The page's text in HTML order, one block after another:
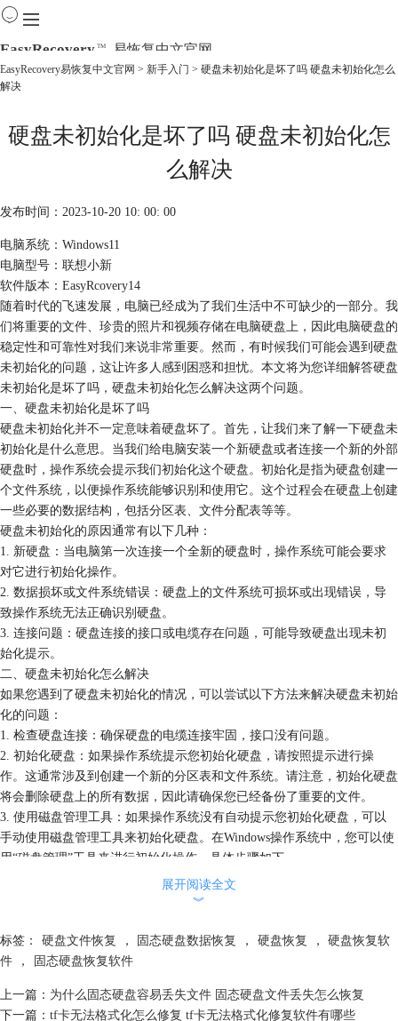
EasyRecovery TM 易恢复中文官网
下载
EasyRecovery易恢复中文官网 > 新手入门 > 硬盘未初始化是坏了吗 硬盘未初始化怎么
解决
硬盘未初始化是坏了吗 硬盘未初始化怎
么解决
发布时间：2023-10-20 10: 00: 00
电脑系统：Windows11
电脑型号：联想小新
软件版本：EasyRcovery14
随着时代的飞速发展，电脑已经成为了我们生活中不可缺少的一部分。我
们将重要的文件、珍贵的照片和视频存储在电脑硬盘上，因此电脑硬盘的
稳定性和可靠性对我们来说非常重要。然而，有时候我们可能会遇到硬盘
未初始化的问题，这让许多人感到困惑和担忧。本文将为您详细解答硬盘
未初始化是坏了吗，硬盘未初始化怎么解决这两个问题。
一、硬盘未初始化是坏了吗
硬盘未初始化并不一定意味着硬盘坏了。首先，让我们来了解一下硬盘未
初始化是什么意思。当我们给电脑安装一个新硬盘或者连接一个新的外部
硬盘时，操作系统会提示我们初始化这个硬盘。初始化是指为硬盘创建一
个文件系统，以便操作系统能够识别和使用它。这个过程会在硬盘上创建
一些必要的数据结构，包括分区表、文件分配表等等。
硬盘未初始化的原因通常有以下几种：
1. 新硬盘：当电脑第一次连接一个全新的硬盘时，操作系统可能会要求
对它进行初始化操作。
2. 数据损坏或文件系统错误：硬盘上的文件系统可损坏或出现错误，导
致操作系统无法正确识别硬盘。
3. 连接问题：硬盘连接的接口或电缆存在问题，可能导致硬盘出现未初
始化提示。
二、硬盘未初始化怎么解决
如果您遇到了硬盘未初始化的情况，可以尝试以下方法来解决硬盘未初始
化的问题：
1. 检查硬盘连接：确保硬盘的电缆连接牢固，接口没有问题。
2. 初始化硬盘：如果操作系统提示您初始化硬盘，请按照提示进行操
作。这通常涉及到创建一个新的分区表和文件系统。请注意，初始化硬盘
将会删除硬盘上的所有数据，因此请确保您已经备份了重要的文件。
3. 使用磁盘管理工具：如果操作系统没有自动提示您初始化硬盘，可以
手动使用磁盘管理工具来初始化硬盘。在Windows操作系统中，您可以使
用“磁盘管理”工具来进行初始化操作，具体步骤如下。
右键“此电脑”，打开“管理”选项，找到“磁盘管理”。
展开阅读全文
︾
标签： 硬盘文件恢复 ， 固态硬盘数据恢复 ， 硬盘恢复 ，
硬盘恢复软
件
， 固态硬盘恢复软件
上一篇： 为什么固态硬盘容易丢失文件 固态硬盘文件丢失怎么恢复
下一篇： tf卡无法格式化怎么修复 tf卡无法格式化修复软件有哪些